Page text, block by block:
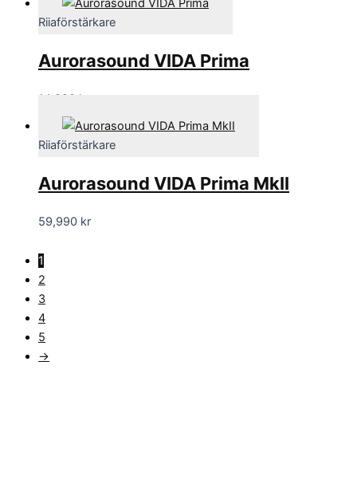
Riiaförstärkare
Aurorasound VIDA Prima
14,990 kr
Riiaförstärkare
Aurorasound VIDA Prima MkII
59,990 kr
1
2
3
4
5
→